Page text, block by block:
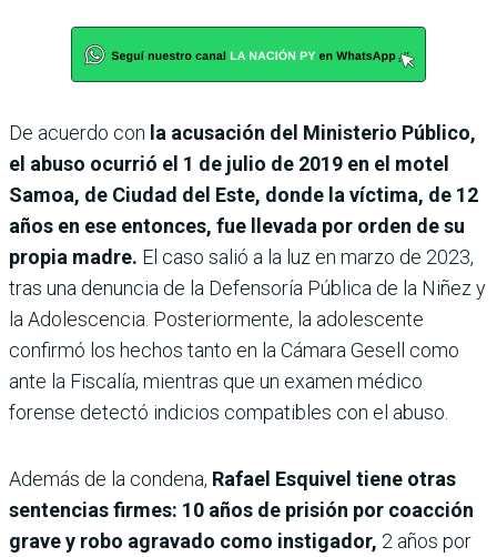
De acuerdo con la acusación del Ministerio Público,
el abuso ocurrió el 1 de julio de 2019 en el motel
Samoa, de Ciudad del Este, donde la víctima, de 12
años en ese entonces, fue llevada por orden de su
propia madre. El caso salió a la luz en marzo de 2023,
tras una denuncia de la Defensoría Pública de la Niñez y
la Adolescencia. Posteriormente, la adolescente
confirmó los hechos tanto en la Cámara Gesell como
ante la Fiscalía, mientras que un examen médico
forense detectó indicios compatibles con el abuso.
Además de la condena, Rafael Esquivel tiene otras
sentencias firmes: 10 años de prisión por coacción
grave y robo agravado como instigador, 2 años por